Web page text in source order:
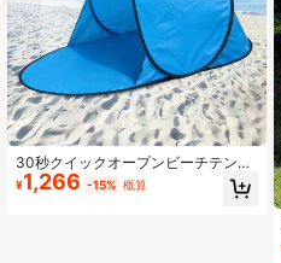
30秒クイックオープンビーチテント
- UV保護サンシェード、軽量ビーチ
テント、アウトドアアドベンチャー
¥1,266 -15% 概算